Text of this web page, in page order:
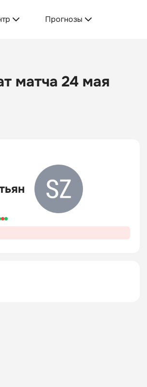
Прогнозы
матча 24 мая